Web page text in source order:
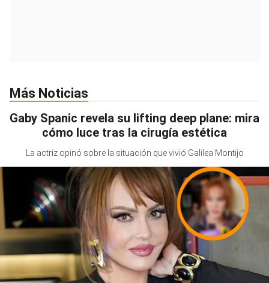
Más Noticias
Gaby Spanic revela su lifting deep plane: mira
cómo luce tras la cirugía estética
La actriz opinó sobre la situación que vivió Galilea Montijo